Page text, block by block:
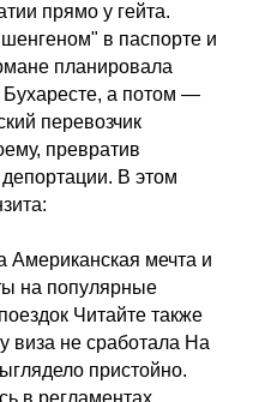
прямо у гейта.
в паспорте и
планировала
а потом —
перевозчик
превратив
В этом
Американская мечта и
на популярные
Читайте также
виза не сработала На
пристойно.
в регламентах,